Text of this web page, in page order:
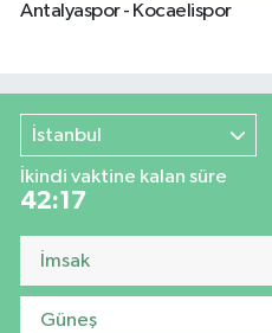
Antalyaspor - Kocaelispor
İstanbul
İkindi vaktine kalan süre
42:16
İmsak
Güneş